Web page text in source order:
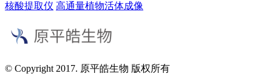
核酸提取仪 高通量植物活体成像
© Copyright 2017. 原平皓生物 版权所有